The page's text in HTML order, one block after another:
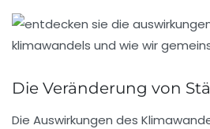
Die Veränderung von
Die Auswirkungen des